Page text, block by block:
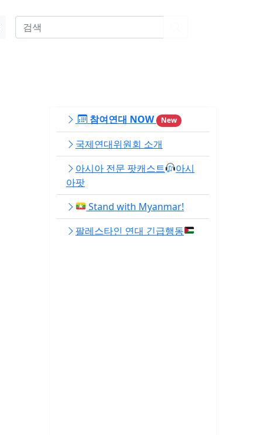
참여연대 NOW New
국제연대위원회 소개
아시아 전문 팟캐스트
아시
아팟
Stand with Myanmar!
팔레스타인 연대 긴급행동